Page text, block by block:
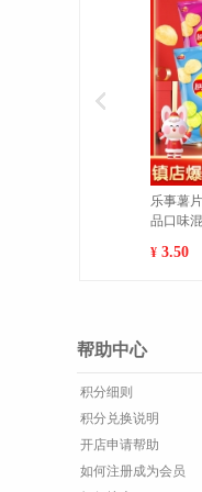
乐事薯
品口味
¥ 3.50
帮助中心
积分细则
积分兑换说明
开店申请帮助
如何注册成为会员